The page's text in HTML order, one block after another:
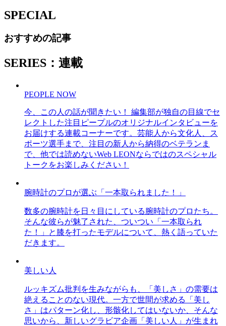
SPECIAL
おすすめの記事
SERIES：連載
PEOPLE NOW
今、この人の話が聞きたい！ 編集部が独自の目線でセ
レクトした注目ピープルのオリジナルインタビューを
お届けする連載コーナーです。芸能人から文化人、ス
ポーツ選手まで、注目の新人から納得のベテランま
で、他では読めないWeb LEONならではのスペシャル
トークをお楽しみください！
腕時計のプロが選ぶ「一本取られました！」
数多の腕時計を日々目にしている腕時計のプロたち。
そんな彼らが魅了された、ついつい「一本取られ
た！」と膝を打ったモデルについて、熱く語っていた
だきます。
美しい人
ルッキズム批判を生みながらも、「美しさ」の需要は
絶えることのない現代。一方で世間が求める「美し
さ」はパターン化し、形骸化してはいないか、そんな
思いから、新しいグラビア企画「美しい人」が生まれ